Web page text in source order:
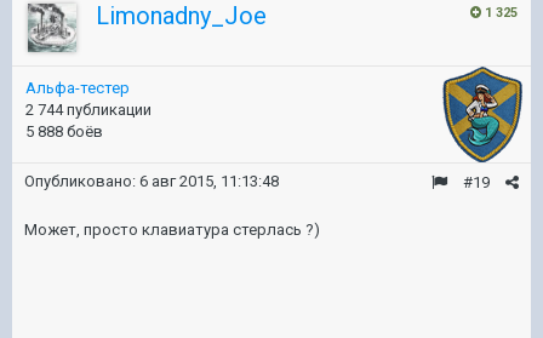
1 325
Limonadny_Joe
Альфа-тестер
2 744 публикации
5 888 боёв
#19
Опубликовано: 6 авг 2015, 11:13:48
Может, просто клавиатура стерлась ?)